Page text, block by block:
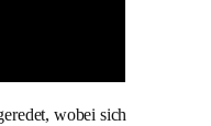
wobei sich